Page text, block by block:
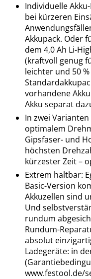
Individuelle
bei kürzeren
Akkupack. Oder
dem 4,0 Ah Li-
(kraftvoll genug
leichter und 50
vorhandene
Akku separat
In zwei
optimalem
Gipsfaser- und
höchsten
kürzester Zeit –
Extrem haltbar:
Basic-Version
Akkuzellen sind
Und
rundum
Rundum-
absolut
Ladegeräte: in
www.festool.de/